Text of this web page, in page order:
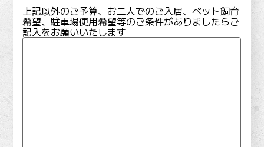
上記以外のご予算、お二人でのご入居、ペット飼育
希望、駐車場使用希望等のご条件がありましたらご
記入をお願いいたします